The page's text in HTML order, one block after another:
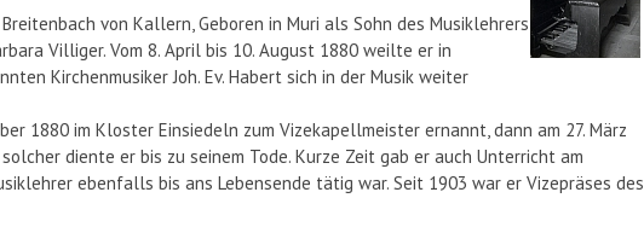
von Kallern, Geboren in Muri als Sohn des Musiklehrers
Villiger. Vom 8. April bis 10. August 1880 weilte er in
Kirchenmusiker Joh. Ev. Habert sich in der Musik weiter
1880 im Kloster Einsiedeln zum Vizekapellmeister ernannt, dann am 27. März
diente er bis zu seinem Tode. Kurze Zeit gab er auch Unterricht am
ebenfalls bis ans Lebensende tätig war. Seit 1903 war er Vizepräses des